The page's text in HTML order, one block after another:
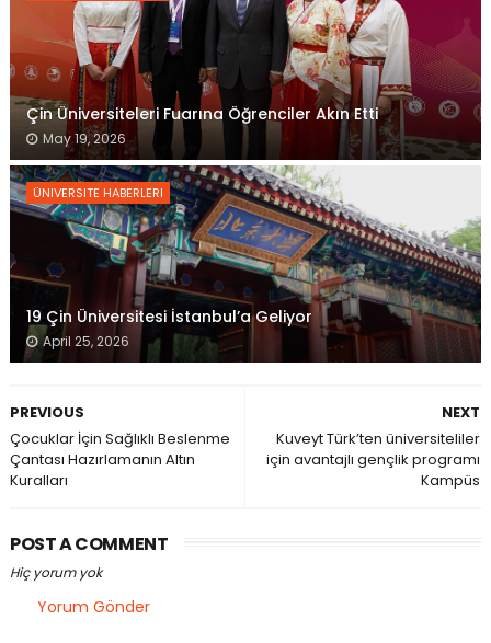
Çin Üniversiteleri Fuarına Öğrenciler Akın Etti
May 19, 2026
ÜNIVERSITE HABERLERI
19 Çin Üniversitesi İstanbul’a Geliyor
April 25, 2026
NEXT
Kuveyt Türk’ten üniversiteliler
için avantajlı gençlik programı
Kampüs
PREVIOUS
Çocuklar İçin Sağlıklı Beslenme
Çantası Hazırlamanın Altın
Kuralları
POST A COMMENT
Hiç yorum yok
Yorum Gönder